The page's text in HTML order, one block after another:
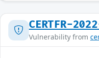
CERTFR-
Vulnerability from